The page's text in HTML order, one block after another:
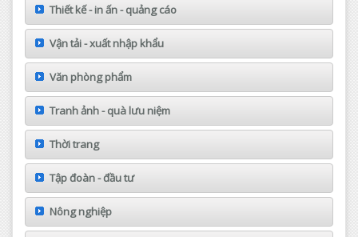
Thiết kế - in ấn - quảng cáo
Vận tải - xuất nhập khẩu
Văn phòng phẩm
Tranh ảnh - quà lưu niệm
Thời trang
Tập đoàn - đầu tư
Nông nghiệp